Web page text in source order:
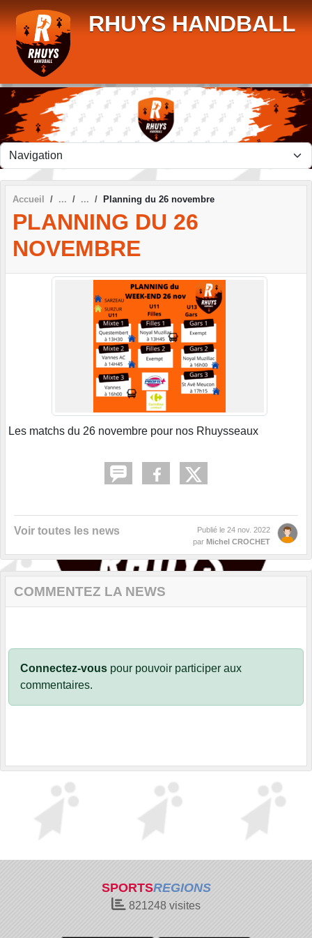
RHUYS HANDBALL
Accueil Planning du 26 novembre
PLANNING DU 26
NOVEMBRE
Les matchs du 26 novembre pour nos Rhuysseaux
Voir toutes les news Publié le 24 nov. 2022
par Michel CROCHET
COMMENTEZ LA NEWS
Connectez-vous pour pouvoir participer aux
commentaires.
SPORTSREGIONS
821248 visites
Panneau de gestion des cookies